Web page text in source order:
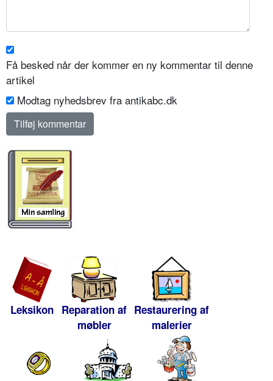
Få besked når der kommer en ny kommentar til denne
artikel
Modtag nyhedsbrev fra antikabc.dk
Leksikon Reparation af
møbler
Restaurering af
malerier